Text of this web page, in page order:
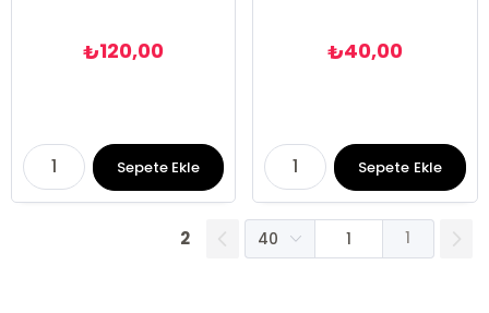
₺120,00
Sepete Ekle
₺40,00
Sepete Ekle
2 1